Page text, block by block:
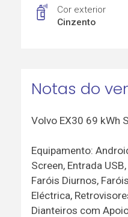
Cor exterior
Cinzento
Notas do
Volvo EX30 69 kWh
Equipamento:
Screen, Entrada
Faróis Diurnos,
Eléctrica,
Dianteiros com